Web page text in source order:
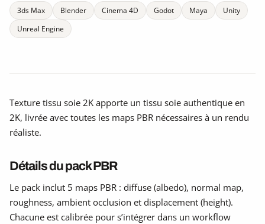
3ds Max Blender Cinema 4D Godot Maya
Unity
Unreal Engine
Texture tissu soie 2K apporte un tissu soie authentique en
2K, livrée avec toutes les maps PBR nécessaires à un rendu
réaliste.
Détails du pack PBR
Le pack inclut 5 maps PBR : diffuse (albedo), normal map,
roughness, ambient occlusion et displacement (height).
Chacune est calibrée pour s’intégrer dans un workflow